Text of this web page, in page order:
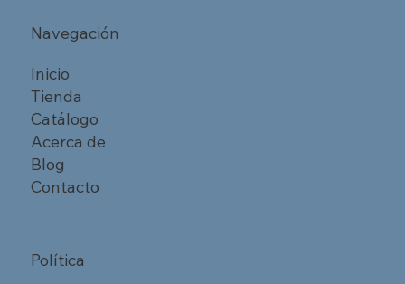
Navegación
Inicio
Tienda
Catálogo
Acerca de
Blog
Contacto
Política